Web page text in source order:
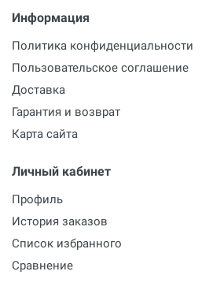
Информация
Политика конфиденциальности
Пользовательское соглашение
Доставка
Гарантия и возврат
Карта сайта
Личный кабинет
Профиль
История заказов
Список избранного
Сравнение